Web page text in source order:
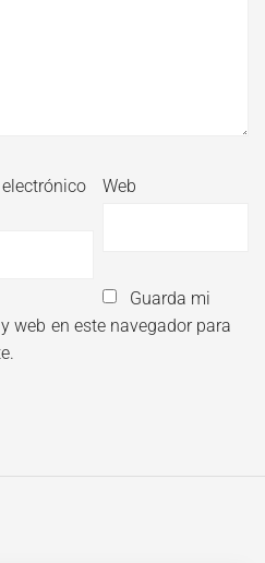
electrónico
Web
Guarda mi
web en este navegador para